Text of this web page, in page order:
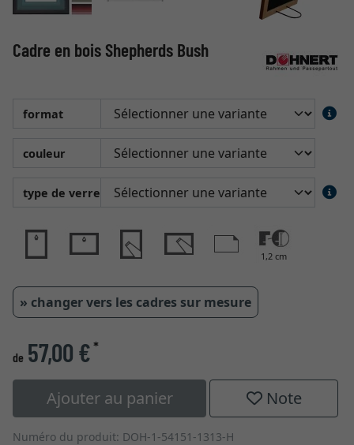
Cadre en bois Shepherds Bush
format
couleur
type de verre
1,2 cm
» changer vers les cadres sur mesure
de 57,00 €*
Ajouter au panier Note
Numéro du produit: DOH-1-54151-1313-H